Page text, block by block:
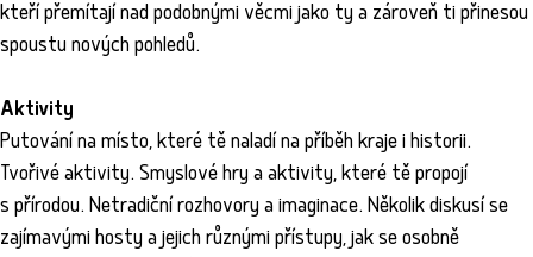
kteří přemítají nad podobnými věcmi jako ty a zároveň ti přinesou
spoustu nových pohledů.
Aktivity
Putování na místo, které tě naladí na příběh kraje i historii.
Tvořivé aktivity. Smyslové hry a aktivity, které tě propojí
s přírodou. Netradiční rozhovory a imaginace. Několik diskusí se
zajímavými hosty a jejich různými přístupy, jak se osobně